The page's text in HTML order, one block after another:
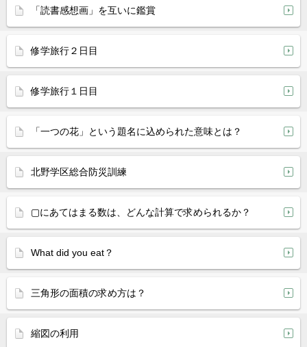
「読書感想画」を互いに鑑賞
修学旅行２日目
修学旅行１日目
「一つの花」という題名に込められた意味とは？
北野学区総合防災訓練
▢にあてはまる数は、どんな計算で求められるか？
What did you eat？
三角形の面積の求め方は？
縮図の利用